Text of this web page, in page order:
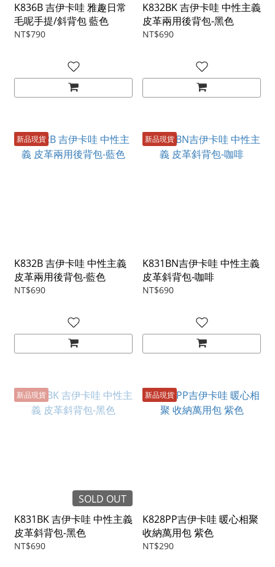
K836B 吉伊卡哇 雅趣日常
毛呢手提/斜背包 藍色
NT$790
K832BK 吉伊卡哇 中性主義
皮革兩用後背包-黑色
NT$690
新品現貨
K832B 吉伊卡哇 中性主義
皮革兩用後背包-藍色
NT$690
新品現貨
K831BN吉伊卡哇 中性主義
皮革斜背包-咖啡
NT$690
新品現貨
SOLD OUT
K831BK 吉伊卡哇 中性主義
皮革斜背包-黑色
NT$690
新品現貨
K828PP吉伊卡哇 暖心相聚
收納萬用包 紫色
NT$290